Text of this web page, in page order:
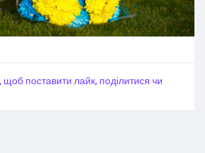
щоб поставити лайк, поділитися чи